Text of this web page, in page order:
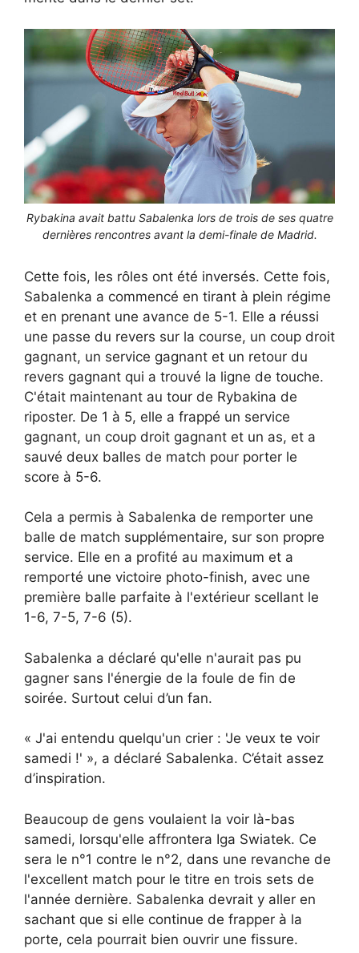
Rybakina avait battu Sabalenka lors de trois de ses quatre
dernières rencontres avant la demi-finale de Madrid.
Cette fois, les rôles ont été inversés. Cette fois,
Sabalenka a commencé en tirant à plein régime
et en prenant une avance de 5-1. Elle a réussi
une passe du revers sur la course, un coup droit
gagnant, un service gagnant et un retour du
revers gagnant qui a trouvé la ligne de touche.
C'était maintenant au tour de Rybakina de
riposter. De 1 à 5, elle a frappé un service
gagnant, un coup droit gagnant et un as, et a
sauvé deux balles de match pour porter le
score à 5-6.
Cela a permis à Sabalenka de remporter une
balle de match supplémentaire, sur son propre
service. Elle en a profité au maximum et a
remporté une victoire photo-finish, avec une
première balle parfaite à l'extérieur scellant le
1-6, 7-5, 7-6 (5).
Sabalenka a déclaré qu'elle n'aurait pas pu
gagner sans l'énergie de la foule de fin de
soirée. Surtout celui d’un fan.
« J'ai entendu quelqu'un crier : 'Je veux te voir
samedi !' », a déclaré Sabalenka. C’était assez
d’inspiration.
Beaucoup de gens voulaient la voir là-bas
samedi, lorsqu'elle affrontera Iga Swiatek. Ce
sera le n°1 contre le n°2, dans une revanche de
l'excellent match pour le titre en trois sets de
l'année dernière. Sabalenka devrait y aller en
sachant que si elle continue de frapper à la
porte, cela pourrait bien ouvrir une fissure.